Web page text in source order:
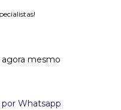
mesmo
Whatsapp